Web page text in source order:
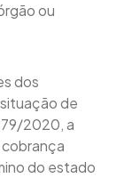
ou
dos
de
2020, a
do estado